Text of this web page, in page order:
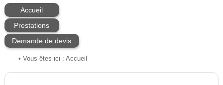
Accueil
Prestations
Demande de devis
• Vous êtes ici : Accueil